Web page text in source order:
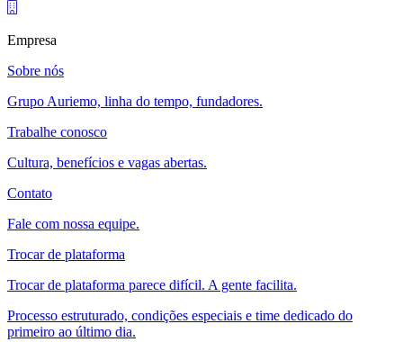
Empresa
Sobre nós
Grupo Auriemo, linha do tempo, fundadores.
Trabalhe conosco
Cultura, benefícios e vagas abertas.
Contato
Fale com nossa equipe.
Trocar de plataforma
Trocar de plataforma parece difícil. A gente facilita.
Processo estruturado, condições especiais e time dedicado do
primeiro ao último dia.